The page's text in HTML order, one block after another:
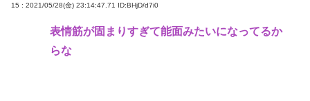
15 : 2021/05/28(金) 23:14:47.71 ID:BHjD/d7i0
表情筋が固まりすぎて能面みたいになってるか
らな